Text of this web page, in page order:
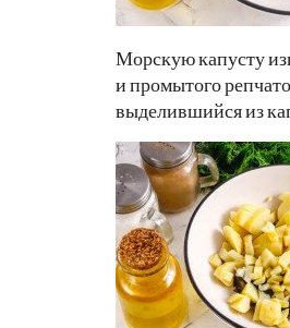
Морскую капусту
и промытого
выделившийся из